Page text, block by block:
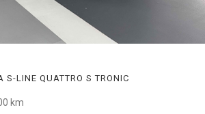
S-LINE QUATTRO S TRONIC
km